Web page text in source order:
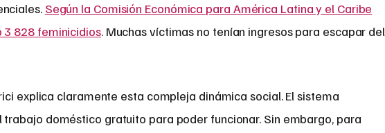
Según la Comisión Económica para América Latina y el Caribe
3 828 feminicidios. Muchas víctimas no tenían ingresos para escapar del
explica claramente esta compleja dinámica social. El sistema
doméstico gratuito para poder funcionar. Sin embargo, para